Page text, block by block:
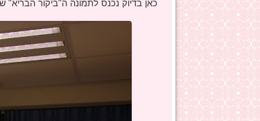
כאן בדיוק נכנס לתמונה ה"ביקור הבריא"